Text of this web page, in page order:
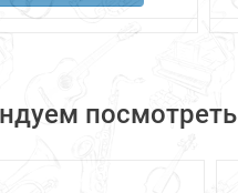
посмотреть